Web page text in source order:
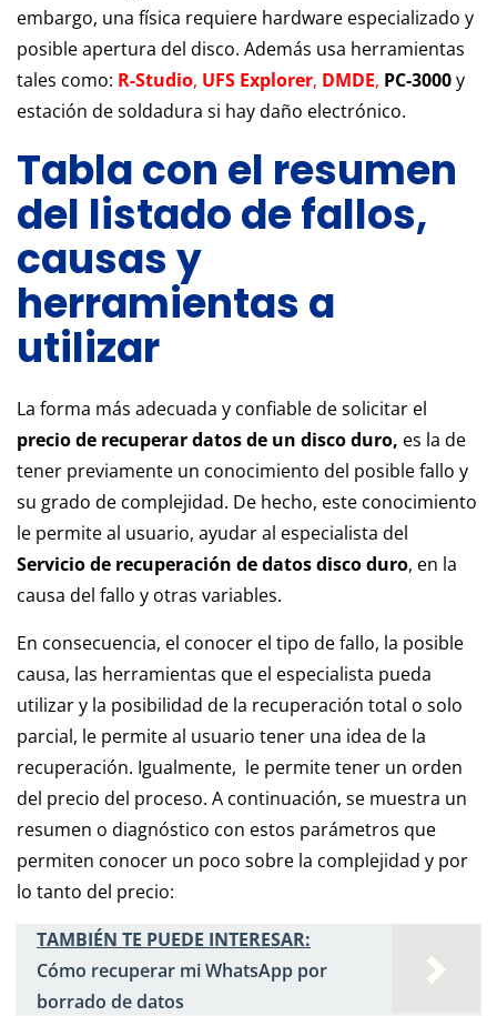
embargo, una física requiere hardware especializado y
posible apertura del disco. Además usa herramientas
tales como: R-Studio, UFS Explorer, DMDE, PC-3000y
estación de soldadura si hay daño electrónico.
Tabla con el resumen
del listado de fallos,
causas y
herramientas a
utilizar
La forma más adecuada y confiable de solicitar el
precio de recuperar datos de un disco duro, es la de
tener previamente un conocimiento del posible fallo y
su grado de complejidad. De hecho, este conocimiento
le permite al usuario, ayudar al especialista del
Servicio de recuperación de datos disco duro, en la
causa del fallo y otras variables.
En consecuencia, el conocer el tipo de fallo, la posible
causa, las herramientas que el especialista pueda
utilizar y la posibilidad de la recuperación total o solo
parcial, le permite al usuario tener una idea de la
recuperación. Igualmente, le permite tener un orden
del precio del proceso. A continuación, se muestra un
resumen o diagnóstico con estos parámetros que
permiten conocer un poco sobre la complejidad y por
lo tanto del precio:
TAMBIÉN TE PUEDE INTERESAR:
Cómo recuperar mi WhatsApp por
borrado de datos